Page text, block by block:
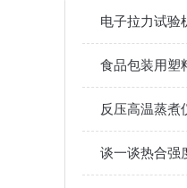
电子拉力试验
反压高温蒸煮